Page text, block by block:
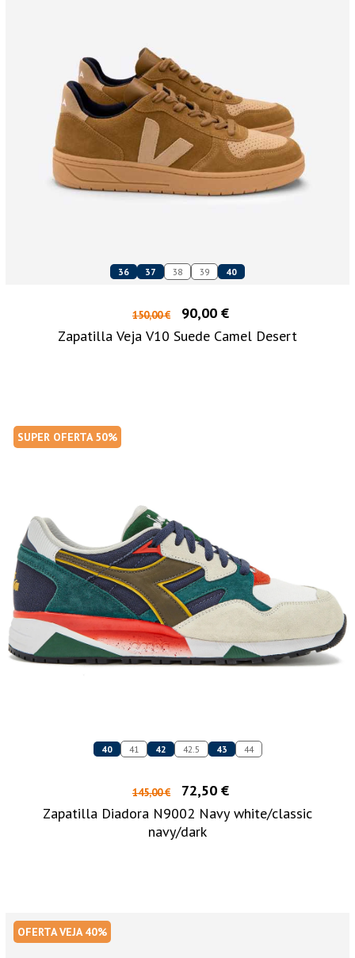
36 37 38 39 40
150,00 €
90,00 €
Zapatilla Veja V10 Suede Camel Desert
SUPER OFERTA 50%
40 41 42 42.5 43 44
145,00 €
72,50 €
Zapatilla Diadora N9002 Navy white/classic
navy/dark
OFERTA VEJA 40%